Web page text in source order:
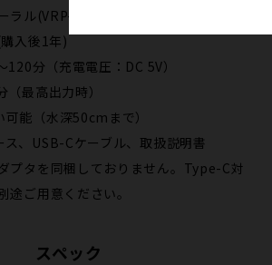
ラル(VRP-104)
入後1年)
120分（充電電圧：DC 5V）
（最高出力時）
可能（水深50cmまで）
ス、USB-Cケーブル、取扱説明書
プタを同梱しておりません。Type-C対
途ご用意ください。
スペック